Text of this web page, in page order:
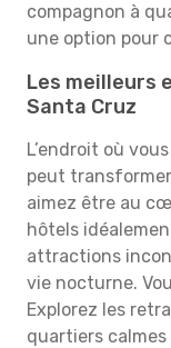
compagnon à
une option pour
Les meilleurs
Santa Cruz
L’endroit où
peut
aimez être au
hôtels
attractions
vie nocturne.
Explorez les
quartiers